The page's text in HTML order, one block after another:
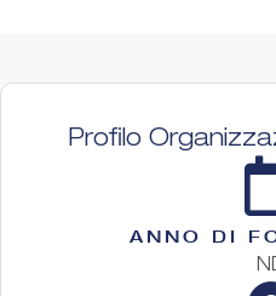
Profilo
ANNO DI